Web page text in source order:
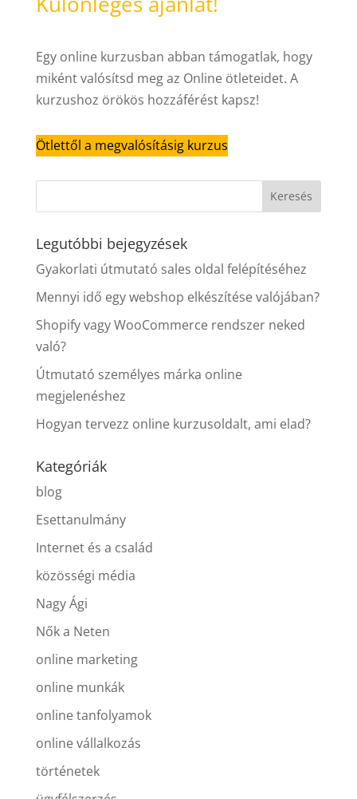
Egy online kurzusban abban támogatlak, hogy
miként valósítsd meg az Online ötleteidet. A
kurzushoz örökös hozzáférést kapsz!
Ötlettől a megvalósításig kurzus
Legutóbbi bejegyzések
Gyakorlati útmutató sales oldal felépítéséhez
Mennyi idő egy webshop elkészítése valójában?
Shopify vagy WooCommerce rendszer neked
való?
Útmutató személyes márka online
megjelenéshez
Hogyan tervezz online kurzusoldalt, ami elad?
Kategóriák
blog
Esettanulmány
Internet és a család
közösségi média
Nagy Ági
Nők a Neten
online marketing
online munkák
online tanfolyamok
online vállalkozás
történetek